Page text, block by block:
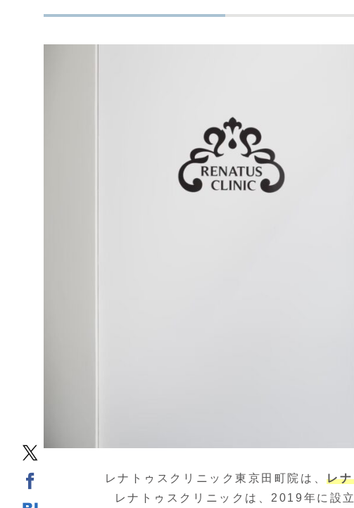
レナトゥスクリニック東京田町院は、レ
レナトゥスクリニックは、2019年に設